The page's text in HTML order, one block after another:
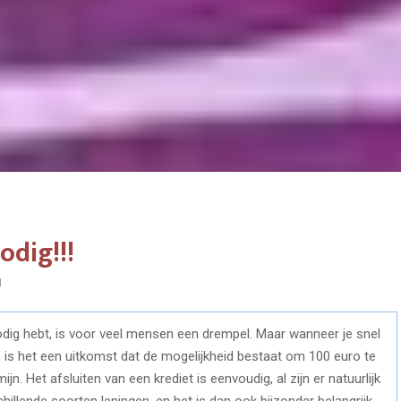
hebt, is voor veel mensen een drempel. Maar wanneer je snel
het een uitkomst dat de mogelijkheid bestaat om 100 euro te
Het afsluiten van een krediet is eenvoudig, al zijn er natuurlijk